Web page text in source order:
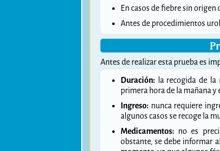
En casos de fiebre sin origen
Antes de procedimientos
Antes de realizar esta prueba es
Duración: la recogida de
primera hora de la mañana
Ingreso: nunca requiere
algunos casos se recoge la
Medicamentos: no es
obstante, se debe informar